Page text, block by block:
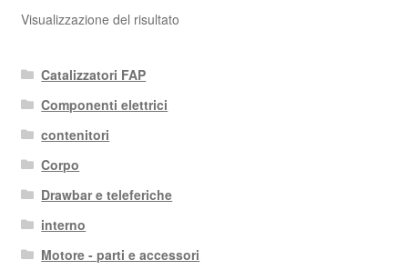
Visualizzazione del risultato
Catalizzatori FAP
Componenti elettrici
contenitori
Corpo
Drawbar e teleferiche
interno
Motore - parti e accessori